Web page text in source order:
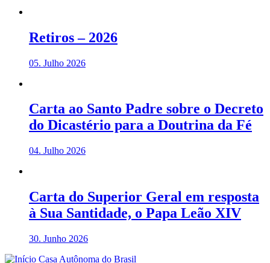
Retiros – 2026
05. Julho 2026
Carta ao Santo Padre sobre o Decreto
do Dicastério para a Doutrina da Fé
04. Julho 2026
Carta do Superior Geral em resposta
à Sua Santidade, o Papa Leão XIV
30. Junho 2026